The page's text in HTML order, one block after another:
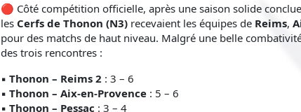
🔴 Côté compétition officielle, après une saison solide
les Cerfs de Thonon (N3) recevaient les équipes de Reims,
pour des matchs de haut niveau. Malgré une belle
des trois rencontres :
▪️ Thonon – Reims 2 : 3 – 6
▪️ Thonon – Aix-en-Provence : 5 – 6
▪️ Thonon – Pessac : 3 – 4